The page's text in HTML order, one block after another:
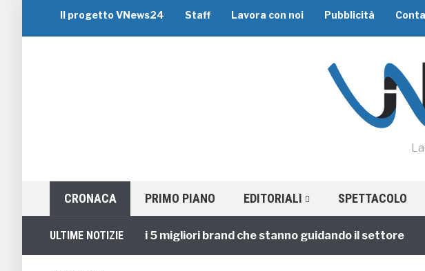
Il progetto VNews24 Staff Lavora con noi Pubblicità
CRONACA PRIMO PIANO EDITORIALI SPETTACOLO
ULTIME NOTIZIE
Viaggi di Gruppo: i 5 migliori brand che stanno guidando il settore 1